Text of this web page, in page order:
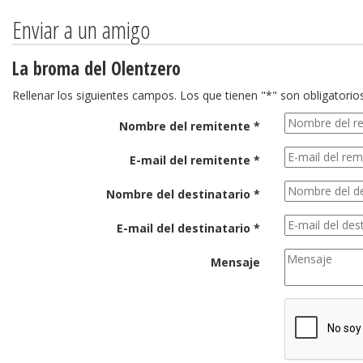
Enviar a un amigo
La broma del Olentzero
Rellenar los siguientes campos. Los que tienen "*" son
Nombre del remitente *
E-mail del remitente *
Nombre del destinatario *
E-mail del destinatario *
Mensaje